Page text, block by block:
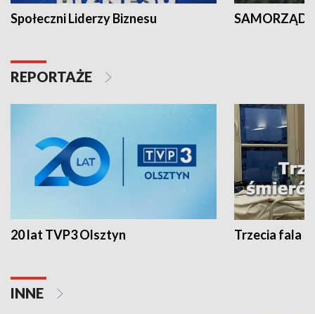
Społeczni Liderzy Biznesu SAMORZĄD
REPORTAŻE
20 lat TVP3 Olsztyn Trzecia fala -
INNE